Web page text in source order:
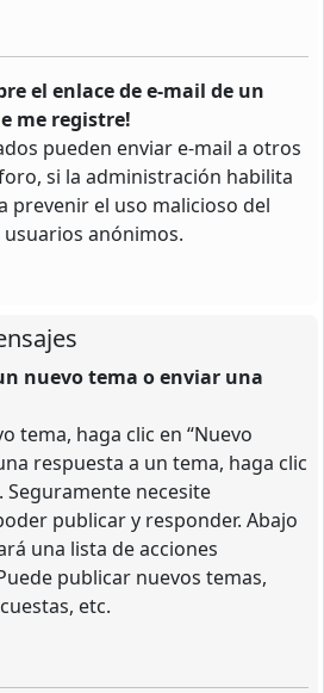
el enlace de e-mail de un
me registre!
pueden enviar e-mail a otros
si la administración habilita
prevenir el uso malicioso del
anónimos.
nuevo tema o enviar una
tema, haga clic en “Nuevo
respuesta a un tema, haga clic
Seguramente necesite
publicar y responder. Abajo
una lista de acciones
publicar nuevos temas,
etc.